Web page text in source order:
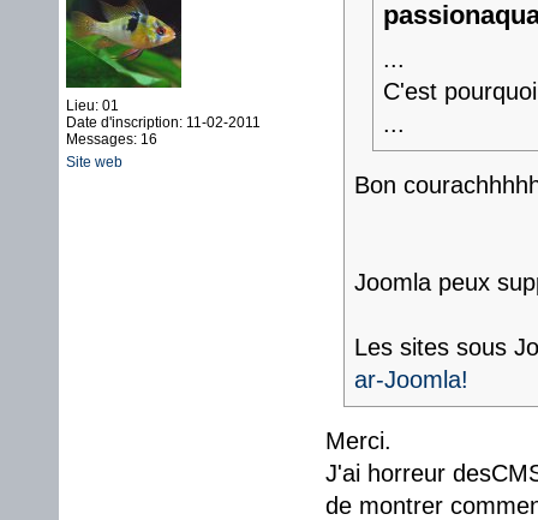
Lieu: 01
Date d'inscription: 11-02-2011
Messages: 16
Site web
...
C'est
...
Bon
Joomla peux
Les sites sous
ar-Joomla!
Merci.
J'ai horreur
de montrer